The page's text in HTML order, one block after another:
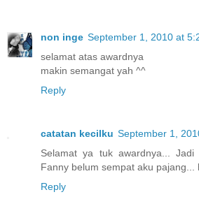
non inge September 1, 2010 at
selamat atas awardnya
makin semangat yah ^^
Reply
catatan kecilku September 1,
Selamat ya tuk awardnya...
Fanny belum sempat aku pajang...
Reply